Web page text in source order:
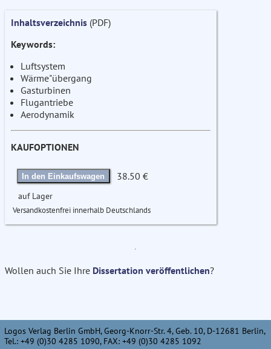
Inhaltsverzeichnis (PDF)
Keywords:
Luftsystem
Wärme"übergang
Gasturbinen
Flugantriebe
Aerodynamik
KAUFOPTIONEN
In den Einkaufswagen 38.50 €
auf Lager
Versandkostenfrei innerhalb Deutschlands
Wollen auch Sie Ihre Dissertation veröffentlichen?
Logos Verlag Berlin GmbH, Georg-Knorr-Str. 4, Geb. 10, D-12681 Berlin,
Tel.: +49 (0)30 4285 1090, FAX: +49 (0)30 4285 1092